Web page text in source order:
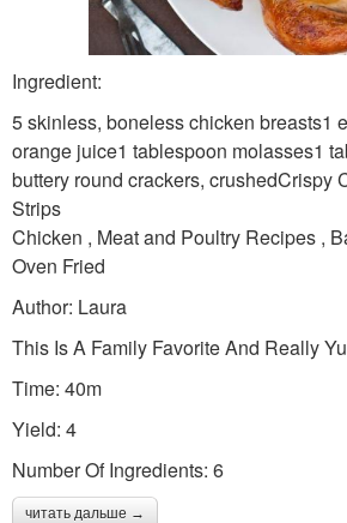
Ingredient:
5 skinless, boneless chicken breasts1
orange juice1 tablespoon molasses1
buttery round crackers, crushedCrispy
Strips
Chicken , Meat and Poultry Recipes ,
Oven Fried
Author: Laura
This Is A Family Favorite And Really
Time: 40m
Yield: 4
Number Of Ingredients: 6
читать дальше →